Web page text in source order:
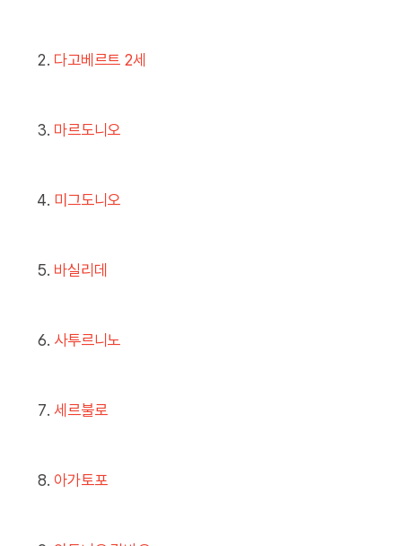
다고베르트 2세
마르도니오
미그도니오
바실리데
사투르니노
세르불로
아가토포